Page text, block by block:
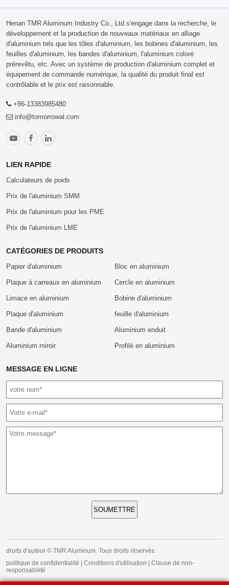
Henan TMR Aluminum Industry Co., Ltd s'engage dans la recherche, le
développement et la production de nouveaux matériaux en alliage
d'aluminium tels que les tôles d'aluminium, les bobines d'aluminium, les
feuilles d'aluminium, les bandes d'aluminium, l'aluminium coloré
prérevêtu, etc. Avec un système de production d'aluminium complet et
équipement de commande numérique, la qualité du produit final est
contrôlable et le prix est raisonnable.
+86-13383985480
info@tomorrowal.com
LIEN RAPIDE
Calculateurs de poids
Prix de l'aluminium SMM
Prix de l'aluminium pour les PME
Prix de l'aluminium LME
CATÉGORIES DE PRODUITS
Papier d'aluminium Bloc en aluminium
Plaque à carreaux en aluminium Cercle en aluminium
Limace en aluminium Bobine d'aluminium
Plaque d'aluminium feuille d'aluminium
Bande d'aluminium Aluminium enduit
Aluminium miroir Profilé en aluminium
MESSAGE EN LIGNE
SOUMETTRE
droits d'auteur © TMR Aluminum. Tous droits réservés.
politique de confidentialité
Conditions d'utilisation
Clause de non-
responsabilité